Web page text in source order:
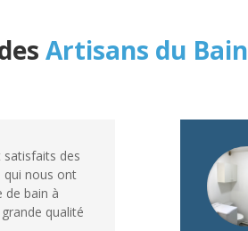
Artisans du Bain
des
qui nous ont
de bain à
qualité